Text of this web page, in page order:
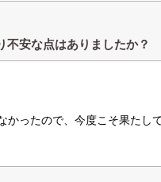
不安な点はありましたか？
ったので、今度こそ果たし